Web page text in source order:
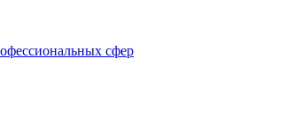
сфер